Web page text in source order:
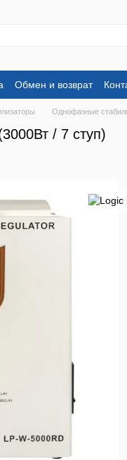
Обмен и возврат
Однофазные
/ 7 ступ)